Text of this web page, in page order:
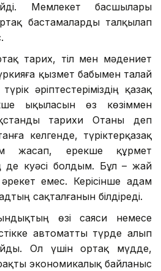
Мемлекет басшылары
бастамаларды талқылап
тарих, тіл мен мәдениет
қызмет бабымен талай
әріптестеріміздің қазақ
ықыласын өз көзіммен
тарихи Отаны деп
келгенде, түріктерқазақ
жасап, ерекше құрмет
де куәсі болдым. Бұл – жай
емес. Керісінше адам
сақталғанын білдіреді.
өзі саяси немесе
автоматты түрде алып
Ол үшін ортақ мүдде,
экономикалық байланыс